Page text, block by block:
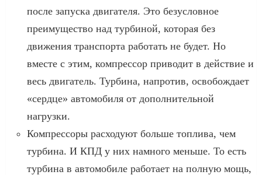
после запуска двигателя. Это безусловное
преимущество над турбиной, которая без
движения транспорта работать не будет. Но
вместе с этим, компрессор приводит в действие и
весь двигатель. Турбина, напротив, освобождает
«сердце» автомобиля от дополнительной
нагрузки.
Компрессоры расходуют больше топлива, чем
турбина. И КПД у них намного меньше. То есть
турбина в автомобиле работает на полную мощь,